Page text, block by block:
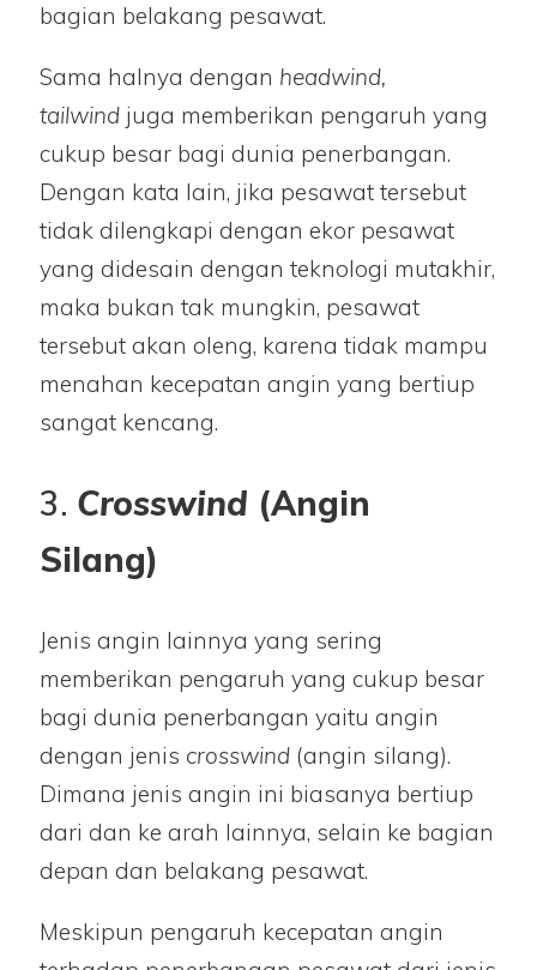
bagian belakang pesawat.
Sama halnya dengan headwind,
tailwind juga memberikan pengaruh yang
cukup besar bagi dunia penerbangan.
Dengan kata lain, jika pesawat tersebut
tidak dilengkapi dengan ekor pesawat
yang didesain dengan teknologi mutakhir,
maka bukan tak mungkin, pesawat
tersebut akan oleng, karena tidak mampu
menahan kecepatan angin yang bertiup
sangat kencang.
3. Crosswind (Angin
Silang)
Jenis angin lainnya yang sering
memberikan pengaruh yang cukup besar
bagi dunia penerbangan yaitu angin
dengan jenis crosswind (angin silang).
Dimana jenis angin ini biasanya bertiup
dari dan ke arah lainnya, selain ke bagian
depan dan belakang pesawat.
Meskipun pengaruh kecepatan angin